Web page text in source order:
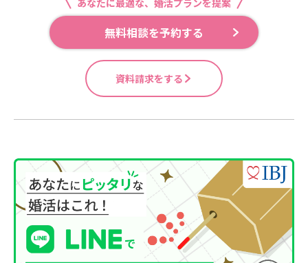
あなたに最適な、婚活プランを提案
無料相談を予約する
資料請求をする